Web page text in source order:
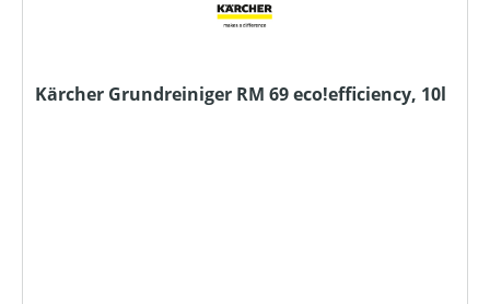
Kärcher Grundreiniger RM 69 eco!efficiency, 10l